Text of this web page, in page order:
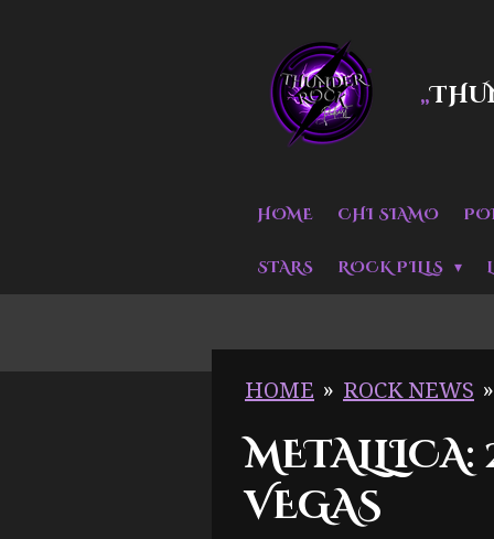
„
HOME CHI SIAMO
STARS ROCK PILLS
HOME » ROCK NEWS »
VEGAS